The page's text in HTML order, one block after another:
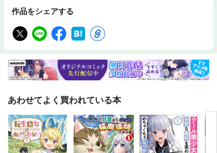
作品をシェアする
あわせてよく買われている本